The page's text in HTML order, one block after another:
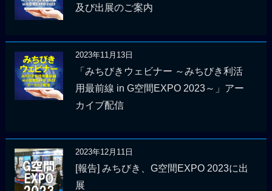
及び出展のご案内
2023年11月13日
「みちびきウェビナー ～みちびき利活
用最前線 in G空間EXPO 2023～」アー
カイブ配信
2023年12月11日
[報告] みちびき、G空間EXPO 2023に出
展